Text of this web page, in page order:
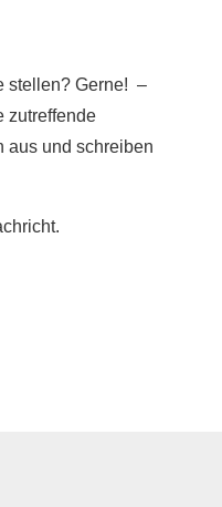
stellen? Gerne! –
zutreffende
aus und schreiben